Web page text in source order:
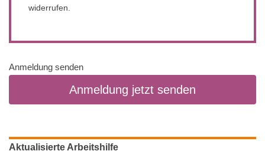
widerrufen.
Anmeldung senden
Aktualisierte Arbeitshilfe